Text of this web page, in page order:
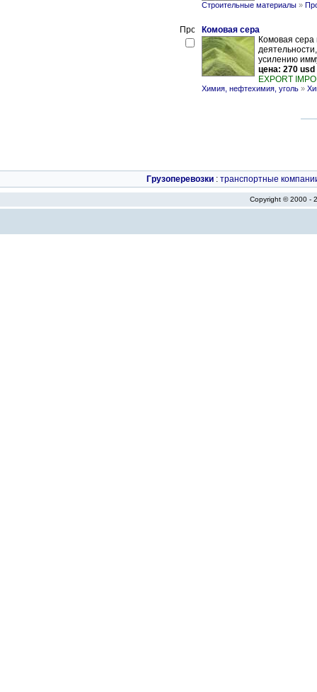
Строительные материалы »
Комовая сера
Комовая сера
усилению
цена: 270 usd
EXPORT
Химия, нефтехимия, уголь »
Грузоперевозки : транспортные
Copyright © 2000 -